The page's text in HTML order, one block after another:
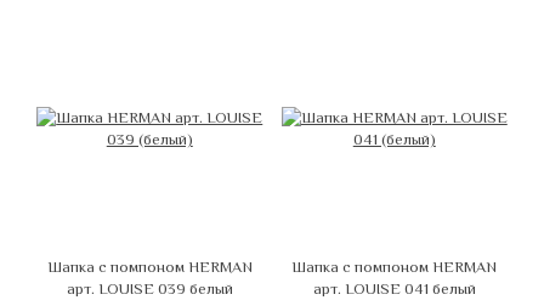
Шапка с помпоном HERMAN
арт. LOUISE 039 белый
Шапка с помпоном HERMAN
арт. LOUISE 041 белый